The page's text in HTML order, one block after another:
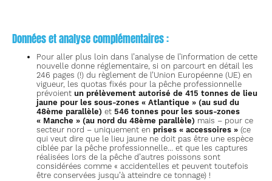
Données et analyse complémentaires :
Pour aller plus loin dans l’analyse de l’information de cette
nouvelle donne réglementaire, si on parcourt en détail les
246 pages (!) du règlement de l’Union Européenne (UE) en
vigueur, les quotas fixés pour la pêche professionnelle
prévoient un prélèvement autorisé de 415 tonnes de lieu
jaune pour les sous-zones « Atlantique » (au sud du
48ème parallèle) et 546 tonnes pour les sous-zones
« Manche » (au nord du 48ème parallèle) mais – pour ce
secteur nord – uniquement en prises « accessoires » (ce
qui veut dire que le lieu jaune ne doit pas être une espèce
ciblée par la pêche professionnelle… et que les captures
réalisées lors de la pêche d’autres poissons sont
considérées comme « accidentelles et peuvent toutefois
être conservées jusqu’à atteindre ce tonnage) !